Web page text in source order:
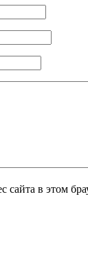
сайта в этом